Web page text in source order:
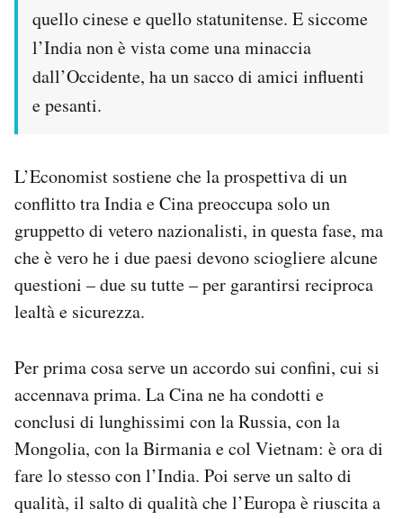
quello cinese e quello statunitense. E siccome
l’India non è vista come una minaccia
dall’Occidente, ha un sacco di amici influenti
e pesanti.
L’Economist sostiene che la prospettiva di un
conflitto tra India e Cina preoccupa solo un
gruppetto di vetero nazionalisti, in questa fase, ma
che è vero he i due paesi devono sciogliere alcune
questioni – due su tutte – per garantirsi reciproca
lealtà e sicurezza.
Per prima cosa serve un accordo sui confini, cui si
accennava prima. La Cina ne ha condotti e
conclusi di lunghissimi con la Russia, con la
Mongolia, con la Birmania e col Vietnam: è ora di
fare lo stesso con l’India. Poi serve un salto di
qualità, il salto di qualità che l’Europa è riuscita a